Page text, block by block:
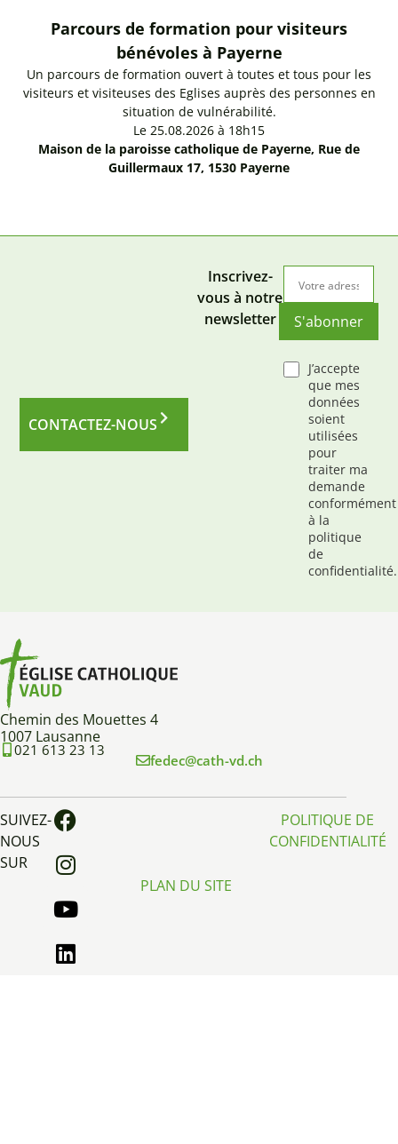
Parcours de formation pour visiteurs
bénévoles à Payerne
Un parcours de formation ouvert à toutes et tous pour les
visiteurs et visiteuses des Eglises auprès des personnes en
situation de vulnérabilité.
Le 25.08.2026 à 18h15
Maison de la paroisse catholique de Payerne, Rue de
Guillermaux 17, 1530 Payerne
CONTACTEZ-NOUS
Inscrivez-
vous à notre
newsletter
S'abonner
J’accepte
que mes
données
soient
utilisées
pour
traiter ma
demande
conformément
à la
politique
de
confidentialité.
Chemin des Mouettes 4
1007 Lausanne
021 613 23 13
fedec@cath-vd.ch
SUIVEZ-
NOUS
SUR
PLAN DU SITE
POLITIQUE DE
CONFIDENTIALITÉ